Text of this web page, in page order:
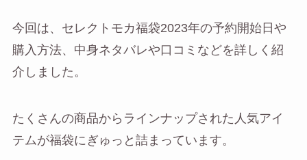
今回は、セレクトモカ福袋2023年の予約開始日や
購入方法、中身ネタバレや口コミなどを詳しく紹
介しました。
たくさんの商品からラインナップされた人気アイ
テムが福袋にぎゅっと詰まっています。